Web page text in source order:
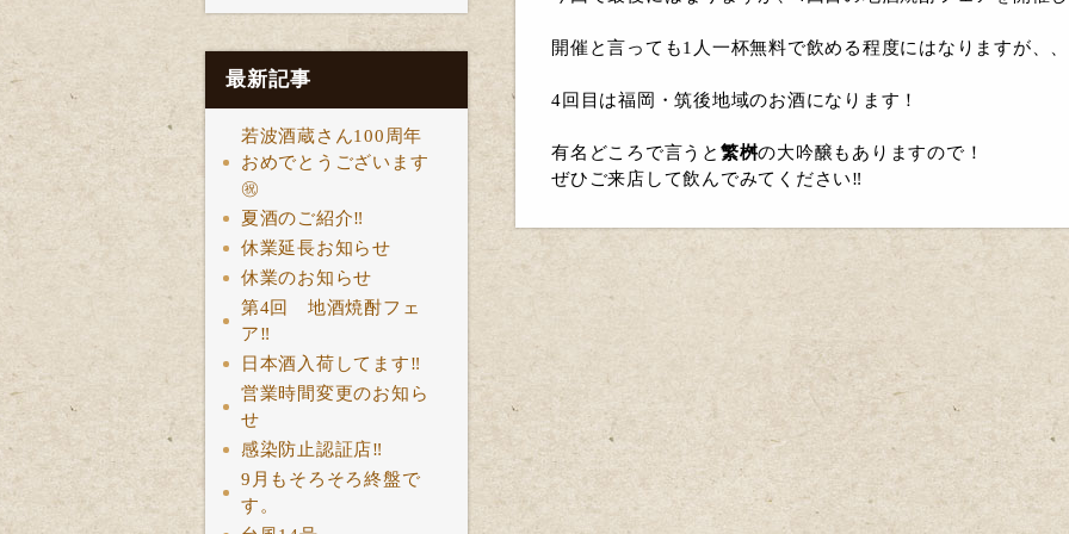
最新記事
若波酒蔵さん100周年
おめでとうございます
㊗️
夏酒のご紹介‼️
休業延長お知らせ
休業のお知らせ
第4回 地酒焼酎フェ
ア‼️
日本酒入荷してます‼️
営業時間変更のお知ら
せ
感染防止認証店‼️
9月もそろそろ終盤で
す。
開催と言っても1人一杯無料で飲める程度にはなりますが、
4回目は福岡・筑後地域のお酒になります！
有名どころで言うと 繁桝の大吟醸もありますので！
ぜひご来店して飲んでみてください‼️